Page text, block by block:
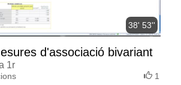
38' 53''
d'associació bivariant
1r
1